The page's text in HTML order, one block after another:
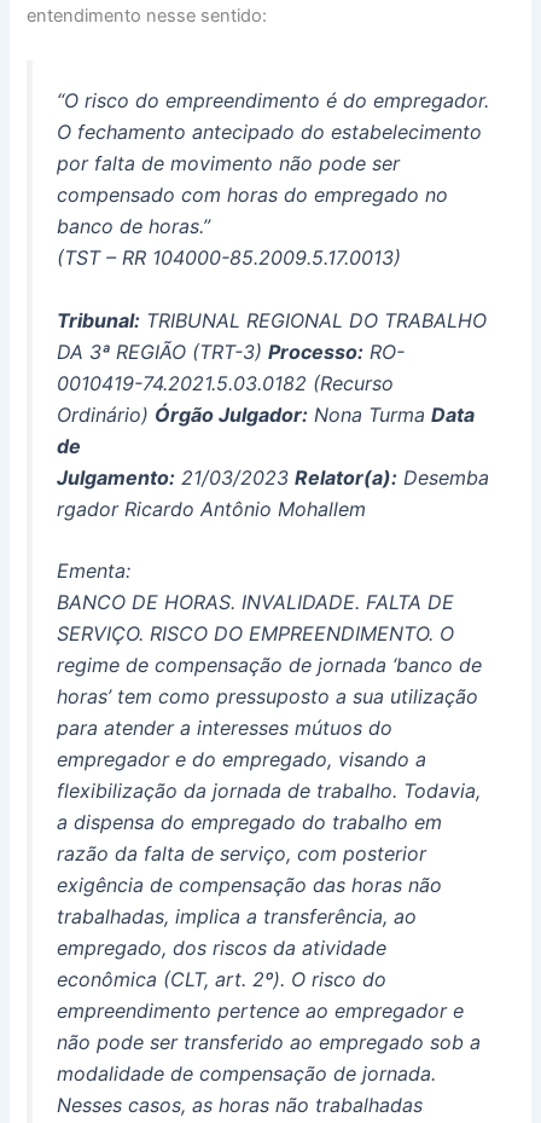
entendimento nesse sentido:
“O risco do empreendimento é do empregador.
O fechamento antecipado do estabelecimento
por falta de movimento não pode ser
compensado com horas do empregado no
banco de horas.”
(TST – RR 104000-85.2009.5.17.0013)
Tribunal: TRIBUNAL REGIONAL DO TRABALHO
DA 3ª REGIÃO (TRT-3)Processo: RO-
0010419-74.2021.5.03.0182 (Recurso
Ordinário) Órgão Julgador: Nona TurmaData
de
Julgamento: 21/03/2023Relator(a): Desemba
rgador Ricardo Antônio Mohallem
Ementa:
BANCO DE HORAS. INVALIDADE. FALTA DE
SERVIÇO. RISCO DO EMPREENDIMENTO. O
regime de compensação de jornada ‘banco de
horas’ tem como pressuposto a sua utilização
para atender a interesses mútuos do
empregador e do empregado, visando a
flexibilização da jornada de trabalho. Todavia,
a dispensa do empregado do trabalho em
razão da falta de serviço, com posterior
exigência de compensação das horas não
trabalhadas, implica a transferência, ao
empregado, dos riscos da atividade
econômica (CLT, art. 2º). O risco do
empreendimento pertence ao empregador e
não pode ser transferido ao empregado sob a
modalidade de compensação de jornada.
Nesses casos, as horas não trabalhadas